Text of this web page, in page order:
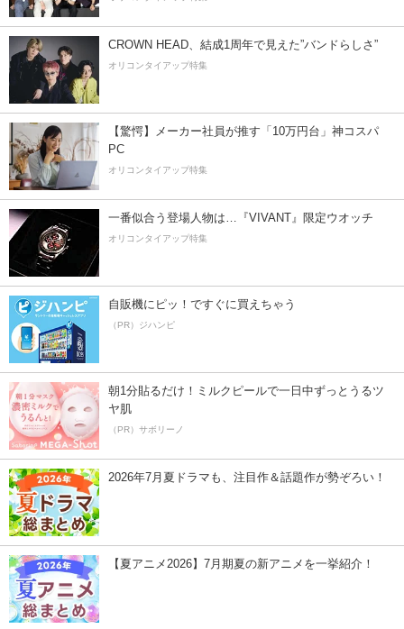
CROWN HEAD、結成1周年で見えた”バンドらしさ”
オリコンタイアップ特集
【驚愕】メーカー社員が推す「10万円台」神コスパ
PC
オリコンタイアップ特集
一番似合う登場人物は…『VIVANT』限定ウオッチ
オリコンタイアップ特集
自販機にピッ！ですぐに買えちゃう
（PR）ジハンピ
朝1分貼るだけ！ミルクピールで一日中ずっとうるツ
ヤ肌
（PR）サボリーノ
2026年7月夏ドラマも、注目作＆話題作が勢ぞろい！
【夏アニメ2026】7月期夏の新アニメを一挙紹介！